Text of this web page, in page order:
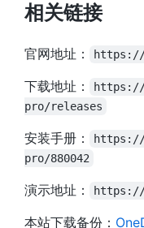
相关链接
官网地址： https://
下载地址：
https://
pro/releases
安装手册：
https://
pro/880042
演示地址：
本站下载备份：